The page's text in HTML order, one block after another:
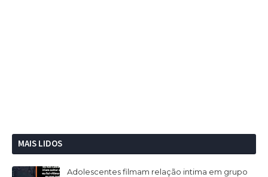
MAIS LIDOS
Adolescentes filmam relação intima em grupo